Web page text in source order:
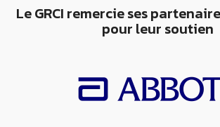
Le GRCI remercie ses
pour leur soutien